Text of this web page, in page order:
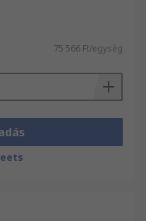
75 566 Ft/egység